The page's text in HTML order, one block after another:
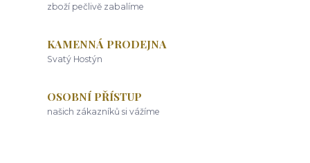
zboží pečlivě zabalíme
KAMENNÁ PRODEJNA
Svatý Hostýn
OSOBNÍ PŘÍSTUP
našich zákazníků si vážíme